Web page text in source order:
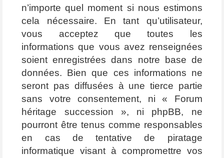
n’importe quel moment si nous estimons
cela nécessaire. En tant qu’utilisateur,
vous acceptez que toutes les
informations que vous avez renseignées
soient enregistrées dans notre base de
données. Bien que ces informations ne
seront pas diffusées à une tierce partie
sans votre consentement, ni « Forum
héritage succession », ni phpBB, ne
pourront être tenus comme responsables
en cas de tentative de piratage
informatique visant à compromettre vos